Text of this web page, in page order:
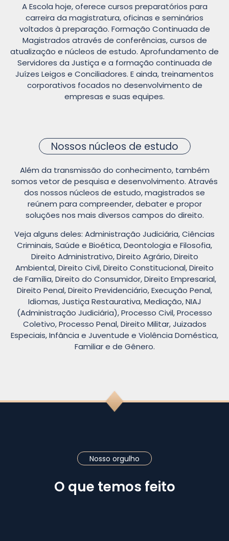
A Escola hoje, oferece cursos preparatórios para
carreira da magistratura, oficinas e seminários
voltados à preparação. Formação Continuada de
Magistrados através de conferências, cursos de
atualização e núcleos de estudo. Aprofundamento de
Servidores da Justiça e a formação continuada de
Juízes Leigos e Conciliadores. E ainda, treinamentos
corporativos focados no desenvolvimento de
empresas e suas equipes.
Nossos núcleos de estudo
Além da transmissão do conhecimento, também
somos vetor de pesquisa e desenvolvimento. Através
dos nossos núcleos de estudo, magistrados se
reúnem para compreender, debater e propor
soluções nos mais diversos campos do direito.
Veja alguns deles: Administração Judiciária, Ciências
Criminais, Saúde e Bioética, Deontologia e Filosofia,
Direito Administrativo, Direito Agrário, Direito
Ambiental, Direito Civil, Direito Constitucional, Direito
de Família, Direito do Consumidor, Direito Empresarial,
Direito Penal, Direito Previdenciário, Execução Penal,
Idiomas, Justiça Restaurativa, Mediação, NIAJ
(Administração Judiciária), Processo Civil, Processo
Coletivo, Processo Penal, Direito Militar, Juizados
Especiais, Infância e Juventude e Violência Doméstica,
Familiar e de Gênero.
Nosso orgulho
O que temos feito